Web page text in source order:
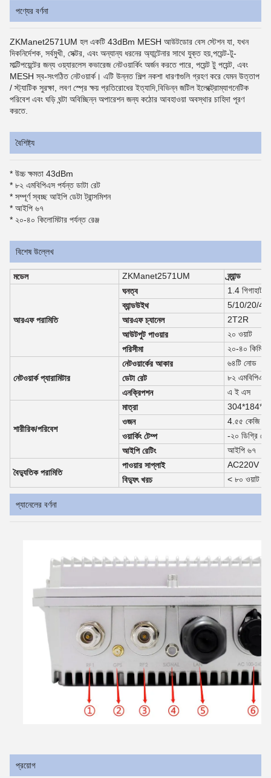
পণ্যের বর্ণনা
ZKManet2571UM হল একটি 43dBm MESH আউটডোর বেস স্টেশন যা, যখন
দিকনির্দেশক, সর্বমুখী, সেক্টর, এবং অন্যান্য ধরনের অ্যান্টেনার সাথে যুক্ত হয়,পয়েন্ট-টু-
মাল্টিপয়েন্টের জন্য ওয়্যারলেস কভারেজ নেটওয়ার্কিং অর্জন করতে পারে, পয়েন্ট টু পয়েন্ট, এবং
MESH স্ব-সংগঠিত নেটওয়ার্ক। এটি উন্নত শিল্প নকশা ধারণাগুলি গ্রহণ করে যেমন উত্তাপ
/ স্ট্যাটিক সুরক্ষা, লবণ স্প্রে ক্ষয় প্রতিরোধের ইত্যাদি,বিভিন্ন জটিল ইলেক্ট্রোম্যাগনেটিক
পরিবেশ এবং ঘড়ি ঘন্টা অবিচ্ছিন্ন অপারেশন জন্য কঠোর আবহাওয়া অবস্থার চাহিদা পূরণ
করতে.
বৈশিষ্ট্য
* উচ্চ ক্ষমতা 43dBm
* ৮২ এমবিপিএস পর্যন্ত ডাটা রেট
* সম্পূর্ণ স্বচ্ছ আইপি ডেটা ট্রান্সমিশন
* আইপি ৬৭
* ২০-৪০ কিলোমিটার পর্যন্ত রেঞ্জ
বিশেষ উল্লেখ
মডেল ZKManet2571UM ব্র্যান্ড
আরএফ পরামিতি
ঘনত্ব
1.4
ব্যান্ডউইথ
5/10/20/
আরএফ চ্যানেল
2T2R
আউটপুট পাওয়ার
২০ ওয়াট
পরিসীমা
২০-৪০ কিমি
নেটওয়ার্ক প্যারামিটার
নেটওয়ার্কের আকার
৬৪টি নোড
ডেটা রেট
৮২ এমবিপিএস
এনক্রিপশন
এ ই এস
শারীরিক/পরিবেশ
মাত্রা
304*184*77
ওজন
4.৫৫ কেজি
ওয়ার্কিং টেম্প
-২০ ডিগ্রি
আইপি রেটিং
আইপি ৬৭
বৈদ্যুতিক পরামিতি
পাওয়ার সাপ্লাই
AC220V
বিদ্যুৎ খরচ
< ৮০ ওয়াট
প্যানেলের বর্ণনা
প্রয়োগ